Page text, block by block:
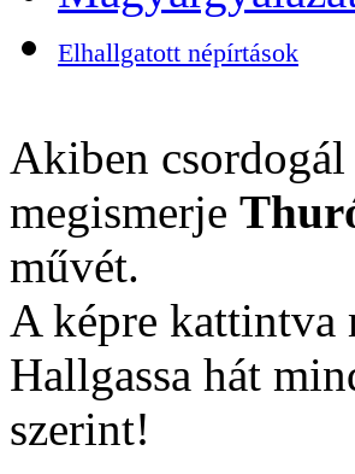
Elhallgatott népírtások
Akiben
megismerje
művét.
A képre kattintva
Hallgassa hát
szerint!